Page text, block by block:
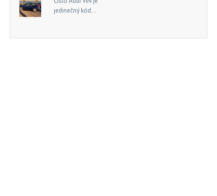
jedinečný kód...